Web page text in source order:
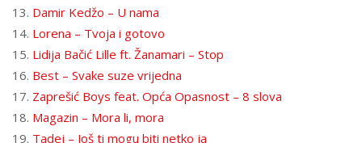
13. Damir Kedžo – U nama
14. Lorena – Tvoja i gotovo
15. Lidija Bačić Lille ft. Žanamari – Stop
16. Best – Svake suze vrijedna
17. Zaprešić Boys feat. Opća Opasnost – 8 slova
18. Magazin – Mora li, mora
19. Tadej – Još ti mogu biti netko ja